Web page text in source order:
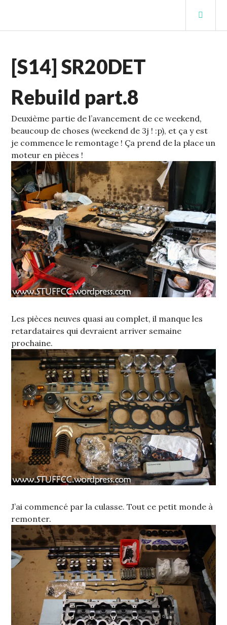
contenu
STUFFCC'S BLOG
S14
[S14] SR20DET
Rebuild part.8
Deuxième partie de l’avancement de ce weekend,
beaucoup de choses (weekend de 3j ! :p), et ça y est
je commence le remontage ! Ça prend de la place un
moteur en pièces !
Les pièces neuves quasi au complet, il manque les
retardataires qui devraient arriver semaine
prochaine.
J’ai commencé par la culasse. Tout ce petit monde à
remonter.